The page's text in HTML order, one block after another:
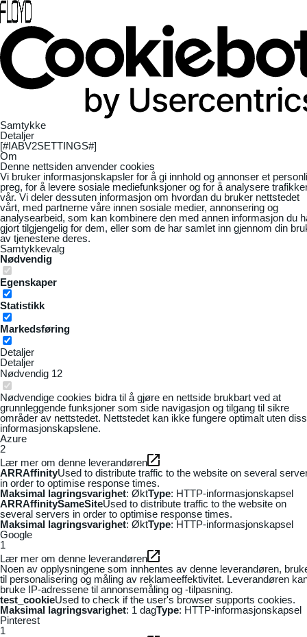
Samtykke
Detaljer
[#IABV2SETTINGS#]
Om
Denne nettsiden anvender cookies
Vi bruker informasjonskapsler for å gi innhold og annonser et
preg, for å levere sosiale mediefunksjoner og for å analysere
vår. Vi deler dessuten informasjon om hvordan du bruker nettstedet
vårt, med partnerne våre innen sosiale medier, annonsering og
analysearbeid, som kan kombinere den med annen informasjon du
gjort tilgjengelig for dem, eller som de har samlet inn gjennom din
av tjenestene deres.
Samtykkevalg
Nødvendig
Egenskaper
Statistikk
Markedsføring
Detaljer
Detaljer
Nødvendig 12
Nødvendige cookies bidra til å gjøre en nettside brukbart ved at
grunnleggende funksjoner som side navigasjon og tilgang til sikre
områder av nettstedet. Nettstedet kan ikke fungere optimalt uten
informasjonskapslene.
Azure
2
Lær mer om denne leverandøren
ARRAffinityUsed to distribute traffic to the website on several
in order to optimise response times.
Maksimal lagringsvarighet: ØktType: HTTP-informasjonskapsel
ARRAffinitySameSiteUsed to distribute traffic to the website on
several servers in order to optimise response times.
Maksimal lagringsvarighet: ØktType: HTTP-informasjonskapsel
Google
1
Lær mer om denne leverandøren
Noen av opplysningene som innhentes av denne leverandøren,
til personalisering og måling av reklameeffektivitet. Leverandøren
bruke IP-adressene til annonsemåling og -tilpasning.
test_cookieUsed to check if the user's browser supports cookies.
Maksimal lagringsvarighet: 1 dagType: HTTP-informasjonskapsel
Pinterest
1